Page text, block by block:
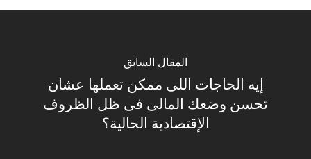
المقال السابق
إيه الحاجات اللى ممكن تعملها عشان
تحسن وضعك المالى فى ظل الظروف
الإقتصادية الحالية؟